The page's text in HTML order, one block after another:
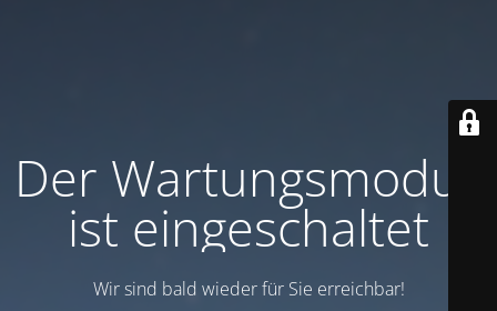
Der Wartungsmodus
ist eingeschaltet
Wir sind bald wieder für Sie erreichbar!